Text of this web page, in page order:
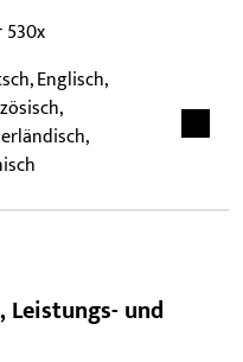
530x
Englisch,
und